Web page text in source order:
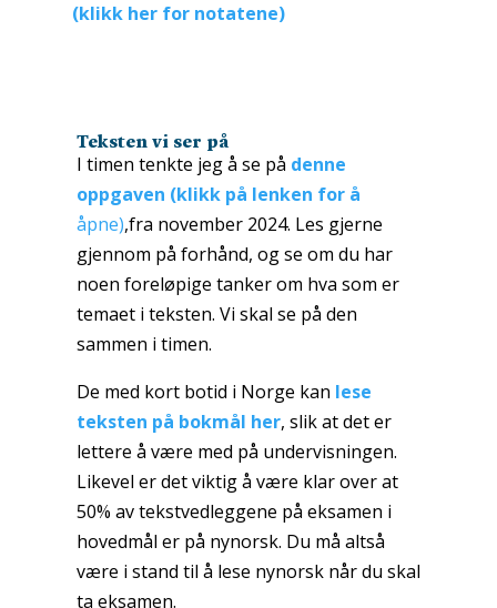
(klikk her for notatene)
Teksten vi ser på
I timen tenkte jeg å se på denne
oppgaven (klikk på lenken for å
åpne),fra november 2024. Les gjerne
gjennom på forhånd, og se om du har
noen foreløpige tanker om hva som er
temaet i teksten. Vi skal se på den
sammen i timen.
De med kort botid i Norge kan lese
teksten på bokmål her, slik at det er
lettere å være med på undervisningen.
Likevel er det viktig å være klar over at
50% av tekstvedleggene på eksamen i
hovedmål er på nynorsk. Du må altså
være i stand til å lese nynorsk når du skal
ta eksamen.